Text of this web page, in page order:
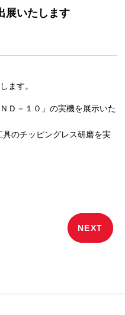
展いたします
ます。
Ｄ－１０」の実機を展示いた
のチッピングレス研磨を実
NEXT